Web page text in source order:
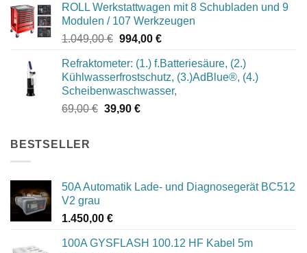
war:
969,00 €
ist:
922,10 €.
ROLL Werkstattwagen mit 8 Schubladen und 9
Modulen / 107 Werkzeugen
1.049,00€ Ursprünglicher
war:
1.049,00 €
994,00 €Aktueller
ist:
994,00 €.
Refraktometer: (1.) f.Batteriesäure, (2.)
Kühlwasserfrostschutz, (3.)AdBlue®, (4.)
Scheibenwaschwasser,
69,00€ Ursprünglicher
39,90 €Aktueller
BESTSELLER
50A Automatik Lade- und Diagnosegerät BC512
V2 grau
1.450,00 €
100A GYSFLASH 100.12 HF Kabel 5m